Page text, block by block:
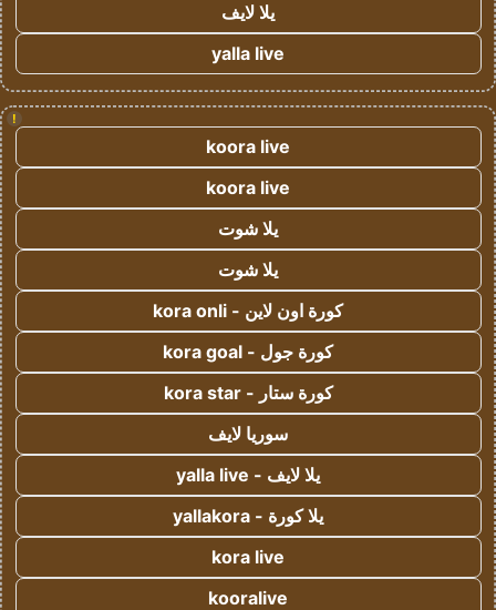
يلا لايف
yalla live
!
koora live
koora live
يلا شوت
يلا شوت
كورة اون لاين - kora onli
كورة جول - kora goal
كورة ستار - kora star
سوريا لايف
يلا لايف - yalla live
يلا كورة - yallakora
kora live
kooralive